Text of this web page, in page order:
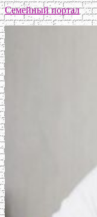
Семейный портал